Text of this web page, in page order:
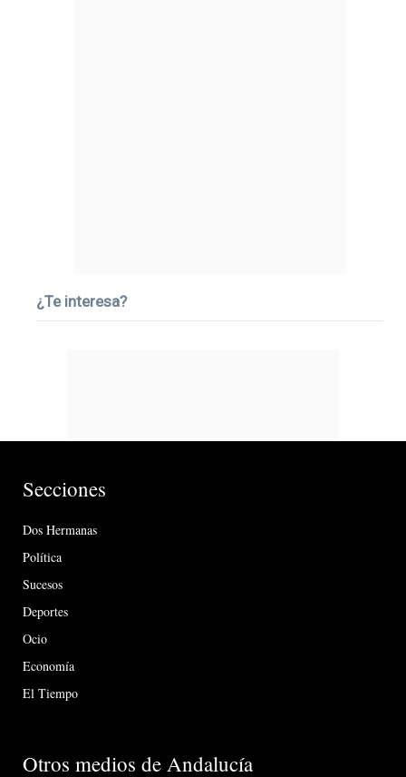
¿Te interesa?
Secciones
Dos Hermanas
Política
Sucesos
Deportes
Ocio
Economía
El Tiempo
Otros medios de Andalucía